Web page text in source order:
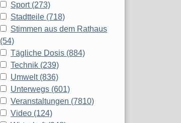
Sport (273)
Stadtteile (718)
Stimmen aus dem Rathaus
(54)
Tägliche Dosis (884)
Technik (239)
Umwelt (836)
Unterwegs (601)
Veranstaltungen (7810)
Video (124)